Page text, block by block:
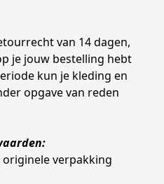
van 14 dagen,
je jouw bestelling hebt
kun je kleding en
opgave van reden
verpakking